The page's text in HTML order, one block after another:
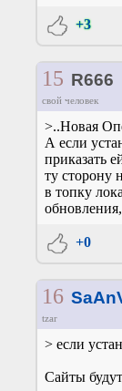
+3
15 R666
свой человек
>..Новая
А если
приказать
ту сторону
в топку
+0
16
tzar
> если
Сайты